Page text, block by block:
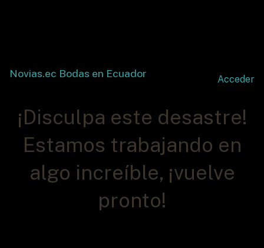
Novias.ec Bodas en Ecuador Acceder
¡Disculpa este desastre!
Estamos trabajando en
algo increíble, ¡vuelve
pronto!